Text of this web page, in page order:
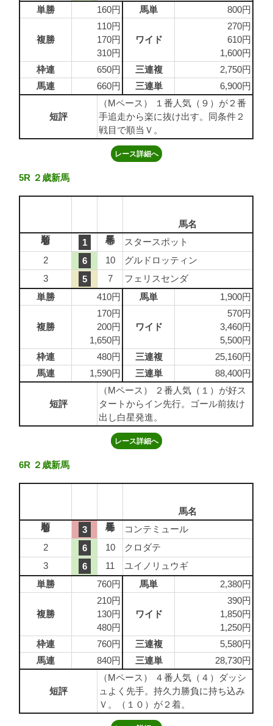
単勝
160円 馬単 800円
複勝
110円
170円
310円
ワイド
270円
610円
1,600円
枠連
650円 三連複
2,750円
馬連
660円 三連単 6,900円
短評
（Mペース） １番人気（９）が２番
手追走から楽に抜け出す。同条件２
戦目で順当Ｖ。
レース詳細へ
5R ２歳新馬
馬名
1
1 1
スタースポット
2
6 10
グルドロッティン
3
5 7
フェリスセンダ
単勝
410円 馬単 1,900円
複勝
170円
200円
1,650円
ワイド
570円
3,460円
5,500円
枠連
480円 三連複
25,160円
馬連
1,590円 三連単 88,400円
短評
（Mペース） ２番人気（１）が好ス
タートからイン先行。ゴール前抜け
出し白星発進。
レース詳細へ
6R ２歳新馬
馬名
1
3 4
コンテミュール
2
6 10
クロダテ
3
6 11
ユイノリュウギ
単勝
760円 馬単 2,380円
複勝
210円
130円
480円
ワイド
390円
1,850円
1,250円
枠連
760円 三連複
5,580円
馬連
840円 三連単 28,730円
短評
（Mペース） ４番人気（４）ダッシ
ュよく先手。持久力勝負に持ち込み
Ｖ。（１０）が２着。